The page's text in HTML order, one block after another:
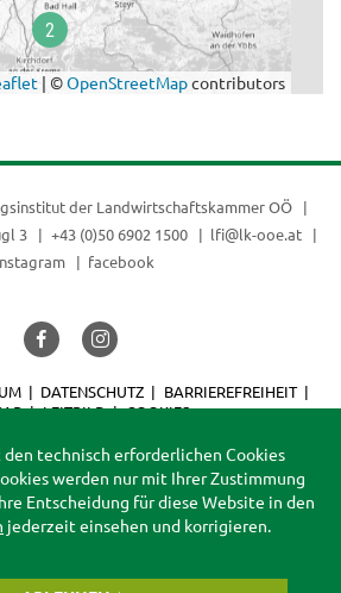
| ©OpenStreetMapcontributors
der Landwirtschaftskammer OÖ
3 +43 (0)50 6902 1500
lfi@lk-ooe.at
facebook
DATENSCHUTZ
BARRIEREFREIHEIT
LEITBILD COOKIES
technisch erforderlichen Cookies
werden nur mit Ihrer Zustimmung
Entscheidung für diese Website in den
jederzeit einsehen und korrigieren.